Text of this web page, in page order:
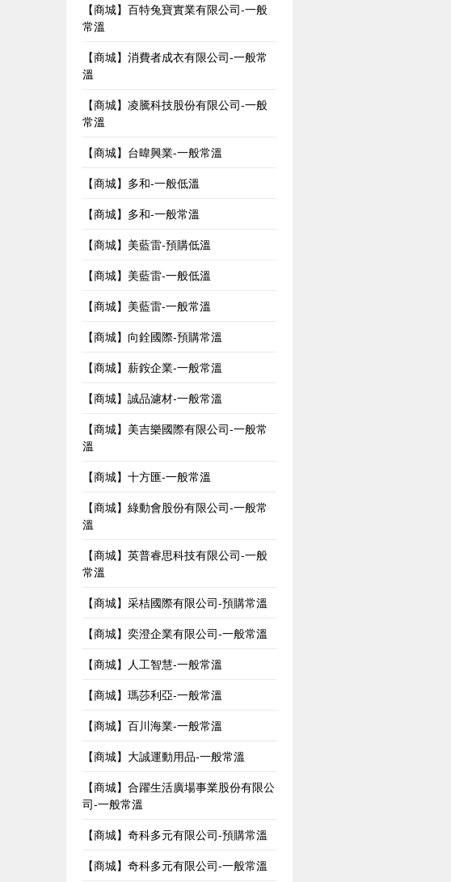
【商城】百特兔寶實業有限公司-一般
常溫
【商城】消費者成衣有限公司-一般常
溫
【商城】凌騰科技股份有限公司-一般
常溫
【商城】台暐興業-一般常溫
【商城】多和-一般低溫
【商城】多和-一般常溫
【商城】美藍雷-預購低溫
【商城】美藍雷-一般低溫
【商城】美藍雷-一般常溫
【商城】向銓國際-預購常溫
【商城】薪銨企業-一般常溫
【商城】誠品濾材-一般常溫
【商城】美吉樂國際有限公司-一般常
溫
【商城】十方匯-一般常溫
【商城】綠動會股份有限公司-一般常
溫
【商城】英普睿思科技有限公司-一般
常溫
【商城】采桔國際有限公司-預購常溫
【商城】奕澄企業有限公司-一般常溫
【商城】人工智慧-一般常溫
【商城】瑪莎利亞-一般常溫
【商城】百川海業-一般常溫
【商城】大誠運動用品-一般常溫
【商城】合躍生活廣場事業股份有限公
司-一般常溫
【商城】奇科多元有限公司-預購常溫
【商城】奇科多元有限公司-一般常溫